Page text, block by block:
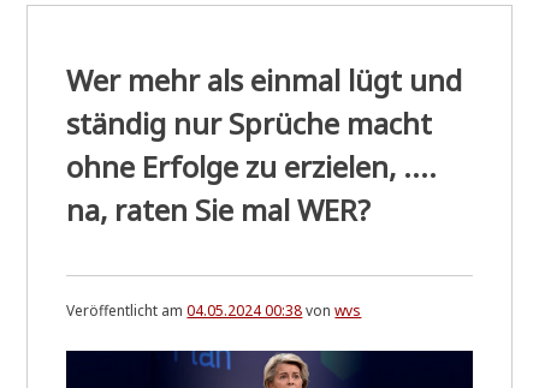
Wer mehr als einmal lügt und
ständig nur Sprüche macht
ohne Erfolge zu erzielen, ....
na, raten Sie mal WER?
Veröffentlicht am04.05.2024 00:38vonwvs